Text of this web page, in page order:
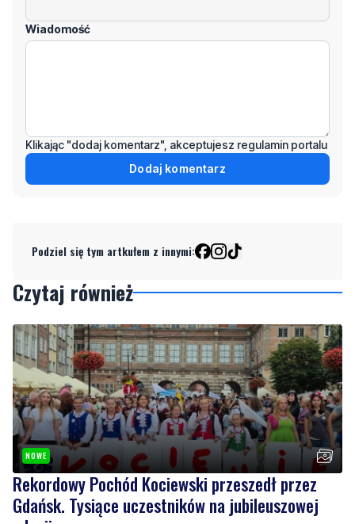
Wiadomość
Klikając "dodaj komentarz", akceptujesz regulamin portalu
Dodaj komentarz
Podziel się tym artkułem z innymi:
Czytaj również
NOWE
Rekordowy Pochód Kociewski przeszedł przez
Gdańsk. Tysiące uczestników na jubileuszowej